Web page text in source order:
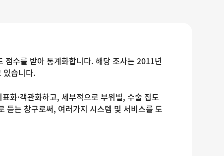
수를 받아 통계화합니다. 해당 조사는 2011년
있습니다.
화·객관화하고, 세부적으로 부위별, 수술 집도
듣는 창구로써, 여러가지 시스템 및 서비스를 도